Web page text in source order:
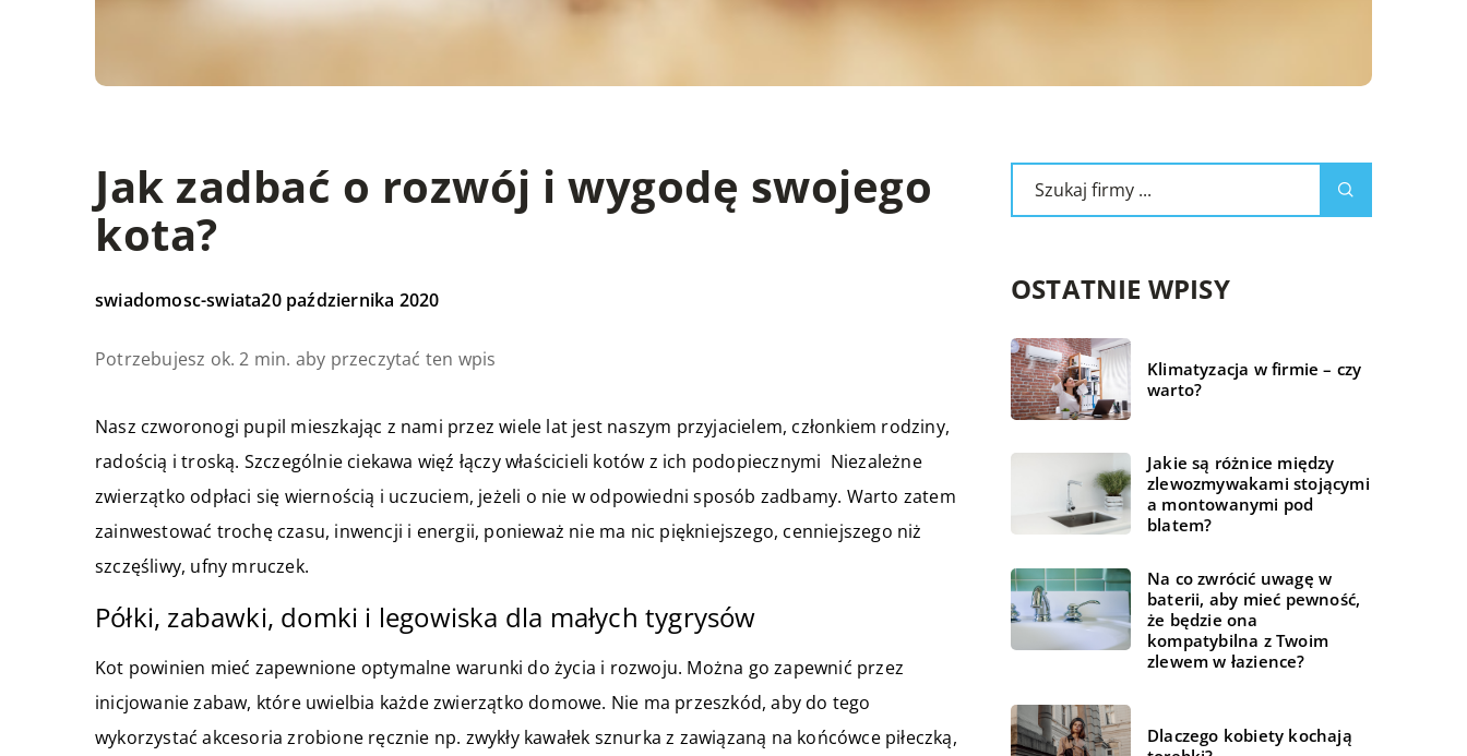
Jak zadbać o rozwój i wygodę swojego
kota?
swiadomosc-swiata20 października 2020
Potrzebujesz ok. 2 min. aby przeczytać ten wpis
Nasz czworonogi pupil mieszkając z nami przez wiele lat jest naszym przyjacielem, członkiem rodziny,
radością i troską. Szczególnie ciekawa więź łączy właścicieli kotów z ich podopiecznymi Niezależne
zwierzątko odpłaci się wiernością i uczuciem, jeżeli o nie w odpowiedni sposób zadbamy. Warto zatem
zainwestować trochę czasu, inwencji i energii, ponieważ nie ma nic piękniejszego, cenniejszego niż
szczęśliwy, ufny mruczek.
Półki, zabawki, domki i legowiska dla małych tygrysów
Kot powinien mieć zapewnione optymalne warunki do życia i rozwoju. Można go zapewnić przez
inicjowanie zabaw, które uwielbia każde zwierzątko domowe. Nie ma przeszkód, aby do tego
wykorzystać akcesoria zrobione ręcznie np. zwykły kawałek sznurka z zawiązaną na końcówce piłeczką,
OSTATNIE WPISY
Klimatyzacja w firmie – czy
warto?
Jakie są różnice między
zlewozmywakami stojącymi
a montowanymi pod
blatem?
Na co zwrócić uwagę w
baterii, aby mieć pewność,
że będzie ona
kompatybilna z Twoim
zlewem w łazience?
Dlaczego kobiety kochają